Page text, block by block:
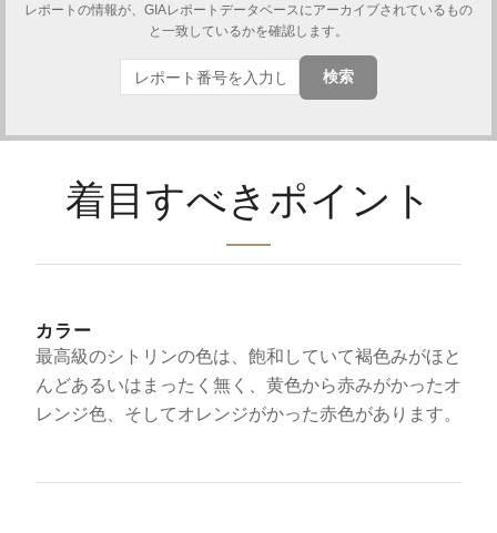
レポートの情報が、GIAレポートデータベースにアーカイブされているもの
と一致しているかを確認します。
検索
着目すべきポイント
カラー
最高級のシトリンの色は、飽和していて褐色みがほと
んどあるいはまったく無く、黄色から赤みがかったオ
レンジ色、そしてオレンジがかった赤色があります。